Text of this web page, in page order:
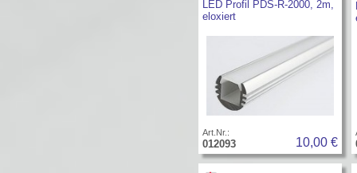
LED Profil PDS-R-2000, 2m,
eloxiert
Art.Nr.:
012093 10,00 €